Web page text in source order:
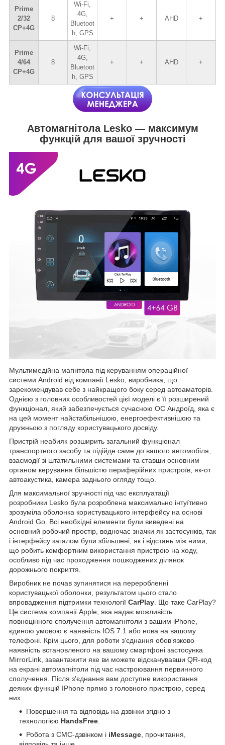
Prime
2/32
CP+4G
8
Wi-Fi,
4G,
Bluetoot
h, GPS
+ + AHD +
Prime
4/64
CP+4G
8
Wi-Fi,
4G,
Bluetoot
h, GPS
+ + AHD +
Автомагнітола Lesko — максимум
функцій для вашої зручності
Мультимедійна магнітола під керуванням операційної
системи Android від компанії Lesko, виробника, що
зарекомендував себе з найкращого боку серед автоаматорів.
Однією з головних особливостей цієї моделі є її розширений
функціонал, який забезпечується сучасною ОС Андроїд, яка є
на цей момент найстабільнішою, енергоефективнішою та
дружньою з погляду користувацького досвіду.
Пристрій неабияк розширить загальний функціонал
транспортного засобу та підійде саме до вашого автомобіля,
взаємодії зі штатильними системами та ставши основним
органом керування більшістю периферійних пристроїв, як-от
автоакустика, камера заднього огляду тощо.
Для максимальної зручності під час експлуатації
розробники Lesko була розроблена максимально інтуїтивно
зрозуміла оболонка користувацького інтерфейсу на основі
Android Go. Всі необхідні елементи були виведені на
основний робочий простір, водночас значки як застосунків, так
і інтерфейсу загалом були збільшені, як і відстань між ними,
що робить комфортним використання пристрою на ходу,
особливо під час проходження пошкоджених ділянок
дорожнього покриття.
Виробник не почав зупинятися на переробленні
користувацької оболонки, результатом цього стало
впровадження підтримки технології CarPlay. Що таке CarPlay?
Це система компанії Apple, яка надає можливість
повноцінного сполучення автомагнітоли з вашим iPhone,
єдиною умовою є наявність IOS 7.1 або нова на вашому
телефоні. Крім цього, для роботи з'єднання обов'язково
наявність встановленого на вашому смартфоні застосунка
MirrorLink, завантажити яке ви можете відсканувавши QR-код
на екрані автомагнітоли під час настроювання первинного
сполучення. Після з'єднання вам доступне використання
деяких функцій IPhone прямо з головного пристрою, серед
них:
Повершення та відповідь на дзвінки згідно з
технологією HandsFree.
Робота з СМС-дзвінком і iMessage, прочитання,